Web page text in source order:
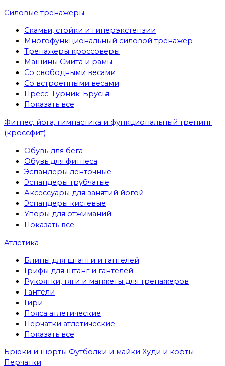
Cиловые тренажеры
Скамьи, стойки и гиперэкстензии
Многофункциональный силовой тренажер
Тренажеры кроссоверы
Машины Смита и рамы
Со свободными весами
Со встроенными весами
Пресс-Турник-Брусья
Показать все
Фитнес, йога, гимнастика и функциональный тренинг
(кроссфит)
Обувь для бега
Обувь для фитнеса
Эспандеры ленточные
Эспандеры трубчатые
Аксессуары для занятий йогой
Эспандеры кистевые
Упоры для отжиманий
Показать все
Атлетика
Блины для штанги и гантелей
Грифы для штанг и гантелей
Рукоятки, тяги и манжеты для тренажеров
Гантели
Гири
Пояса атлетические
Перчатки атлетические
Показать все
Брюки и шорты Футболки и майки Худи и кофты
Перчатки